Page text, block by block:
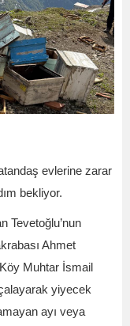
evlerine zarar
bekliyor.
Tevetoğlu’nun
Ahmet
Köy Muhtar İsmail
yiyecek
ayı veya